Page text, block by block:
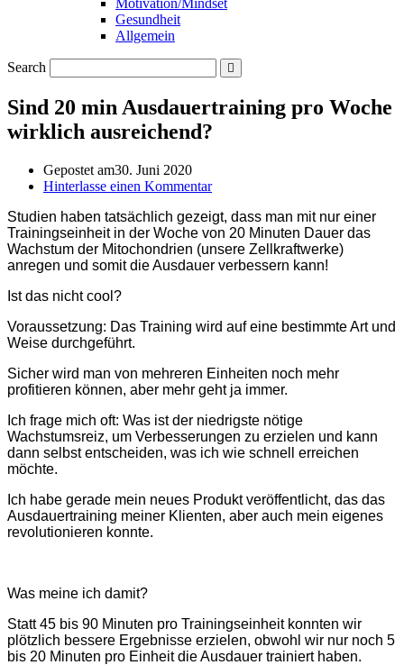
Motivation/Mindset
Gesundheit
Allgemein
Search
Sind 20 min Ausdauertraining pro Woche
wirklich ausreichend?
Gepostet am30. Juni 2020
Hinterlasse einen Kommentar
Studien haben tatsächlich gezeigt, dass man mit nur einer
Trainingseinheit in der Woche von 20 Minuten Dauer das
Wachstum der Mitochondrien (unsere Zellkraftwerke)
anregen und somit die Ausdauer verbessern kann!
Ist das nicht cool?
Voraussetzung: Das Training wird auf eine bestimmte Art und
Weise durchgeführt.
Sicher wird man von mehreren Einheiten noch mehr
profitieren können, aber mehr geht ja immer.
Ich frage mich oft: Was ist der niedrigste nötige
Wachstumsreiz, um Verbesserungen zu erzielen und kann
dann selbst entscheiden, was ich wie schnell erreichen
möchte.
Ich habe gerade mein neues Produkt veröffentlicht, das das
Ausdauertraining meiner Klienten, aber auch mein eigenes
revolutionieren konnte.
Was meine ich damit?
Statt 45 bis 90 Minuten pro Trainingseinheit konnten wir
plötzlich bessere Ergebnisse erzielen, obwohl wir nur noch 5
bis 20 Minuten pro Einheit die Ausdauer trainiert haben.